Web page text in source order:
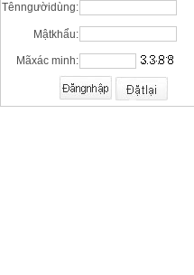
Tênngườidùng:
Mậtkhẩu:
Mãxác minh: